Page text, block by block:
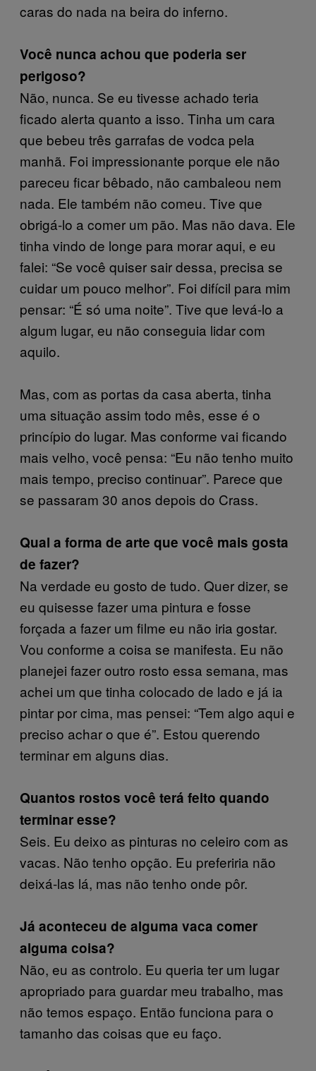
caras do nada na beira do inferno.
Você nunca achou que poderia ser
perigoso?
Não, nunca. Se eu tivesse achado teria
ficado alerta quanto a isso. Tinha um cara
que bebeu três garrafas de vodca pela
manhã. Foi impressionante porque ele não
pareceu ficar bêbado, não cambaleou nem
nada. Ele também não comeu. Tive que
obrigá-lo a comer um pão. Mas não dava. Ele
tinha vindo de longe para morar aqui, e eu
falei: “Se você quiser sair dessa, precisa se
cuidar um pouco melhor”. Foi difícil para mim
pensar: “É só uma noite”. Tive que levá-lo a
algum lugar, eu não conseguia lidar com
aquilo.
Mas, com as portas da casa aberta, tinha
uma situação assim todo mês, esse é o
princípio do lugar. Mas conforme vai ficando
mais velho, você pensa: “Eu não tenho muito
mais tempo, preciso continuar”. Parece que
se passaram 30 anos depois do Crass.
Qual a forma de arte que você mais gosta
de fazer?
Na verdade eu gosto de tudo. Quer dizer, se
eu quisesse fazer uma pintura e fosse
forçada a fazer um filme eu não iria gostar.
Vou conforme a coisa se manifesta. Eu não
planejei fazer outro rosto essa semana, mas
achei um que tinha colocado de lado e já ia
pintar por cima, mas pensei: “Tem algo aqui e
preciso achar o que é”. Estou querendo
terminar em alguns dias.
Quantos rostos você terá feito quando
terminar esse?
Seis. Eu deixo as pinturas no celeiro com as
vacas. Não tenho opção. Eu preferiria não
deixá-las lá, mas não tenho onde pôr.
Já aconteceu de alguma vaca comer
alguma coisa?
Não, eu as controlo. Eu queria ter um lugar
apropriado para guardar meu trabalho, mas
não temos espaço. Então funciona para o
tamanho das coisas que eu faço.